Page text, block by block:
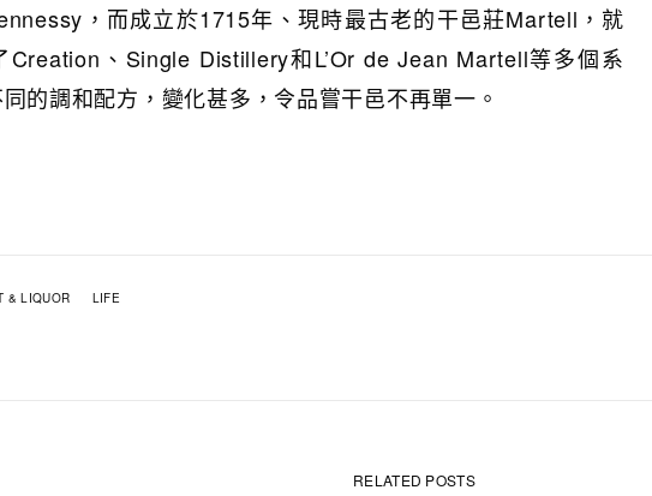
，而成立於1715年、現時最古老的干邑莊Martell，就
Creation、Single Distillery和L’Or de Jean Martell等多個系
的調和配方，變化甚多，令品嘗干邑不再單一。
& LIQUOR LIFE
RELATED POSTS